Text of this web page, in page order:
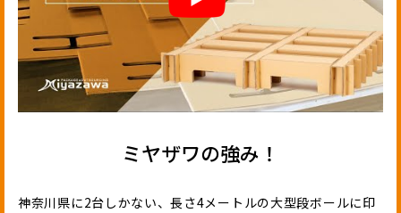
ミヤザワの強み！
神奈川県に2台しかない、長さ4メートルの大型段ボールに印